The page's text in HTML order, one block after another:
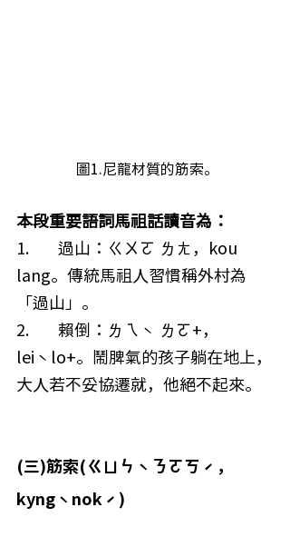
圖1.尼龍材質的筋索。
本段重要語詞馬祖話讀音為：
1.        過山：ㄍㄨㄛ ㄌㄤ，kou
lang。傳統馬祖人習慣稱外村為
「過山」。
2.        賴倒：ㄌㄟˋ ㄌㄛ+，
leiˋlo+。鬧脾氣的孩子躺在地上，
大人若不妥協遷就，他絕不起來。
(三)筋索(ㄍㄩㄣˋㄋㄛㄎˊ，
kyngˋnokˊ)